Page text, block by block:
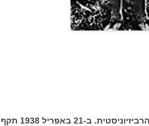
מי שערער על התפיסה הזו בשנות השלושים היו אנשי התנועה הרביזיוניסטית. ב-21 באפריל 1938 תקף